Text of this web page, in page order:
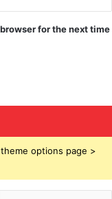
for the next time
options page >